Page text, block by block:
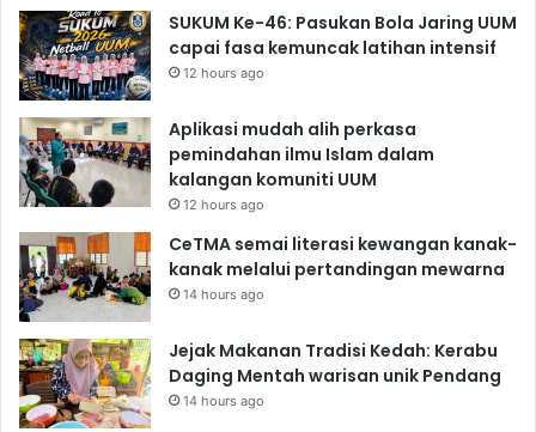
SUKUM Ke-46: Pasukan Bola Jaring UUM
capai fasa kemuncak latihan intensif
12 hours ago
Aplikasi mudah alih perkasa
pemindahan ilmu Islam dalam
kalangan komuniti UUM
12 hours ago
CeTMA semai literasi kewangan kanak-
kanak melalui pertandingan mewarna
14 hours ago
Jejak Makanan Tradisi Kedah: Kerabu
Daging Mentah warisan unik Pendang
14 hours ago